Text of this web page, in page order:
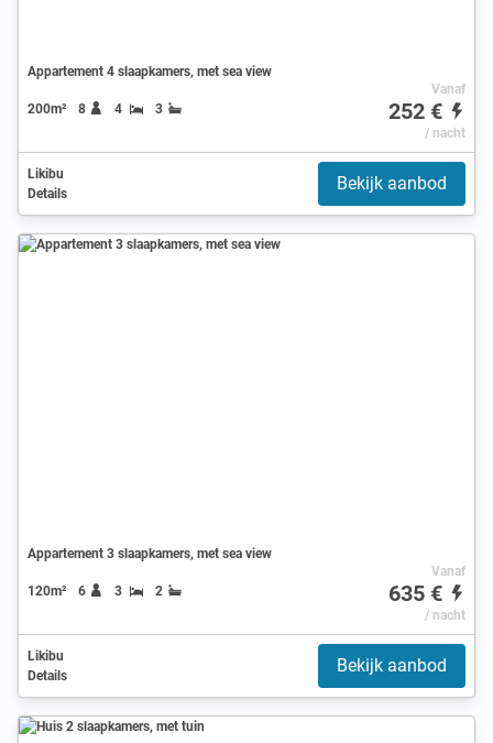
Appartement 4 slaapkamers, met sea view
200m² 8 4 3
Vanaf
252 €
/ nacht
Likibu
Details
Bekijk aanbod
Appartement 3 slaapkamers, met sea view
120m² 6 3 2
Vanaf
635 €
/ nacht
Likibu
Details
Bekijk aanbod